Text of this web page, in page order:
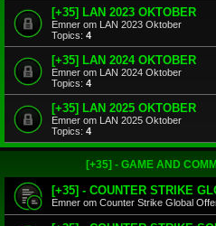
[+35] LAN 2023 OKTOBER
Emner om LAN 2023 Oktober
Topics: 4
[+35] LAN 2024 OKTOBER
Emner om LAN 2024 Oktober
Topics: 4
[+35] LAN 2025 OKTOBER
Emner om LAN 2025 Oktober
Topics: 4
[+35] - GAME AND
[+35] - COUNTER STRIKE
Emner om Counter Strike Global